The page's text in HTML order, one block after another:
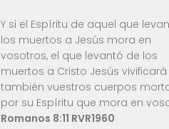
Y si el Espíritu de aquel que
los muertos a Jesús mora en
vosotros, el que levantó de los
muertos a Cristo Jesús vivificará
también vuestros cuerpos
por su Espíritu que mora en
Romanos 8:11 RVR1960